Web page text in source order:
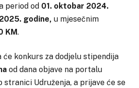
period od 01. oktobar 2024.
godine, u mjesečnim
KM.
konkurs za dodjelu stipendija
od dana objave na portalu
stranici Udruženja, a prijave će se